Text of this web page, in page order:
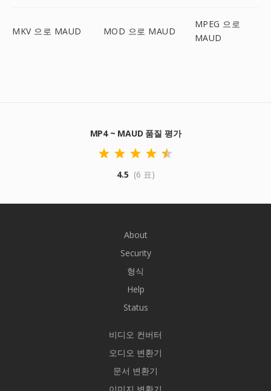
MKV 으로 MAUD MOD 으로 MAUD
MPEG 으로
MAUD
MP4 ~ MAUD 품질 평가
4.5 (6 표)
About
Security
형식
Help
Status
비디오 컨버터
오디오 변환기
문서 변환기